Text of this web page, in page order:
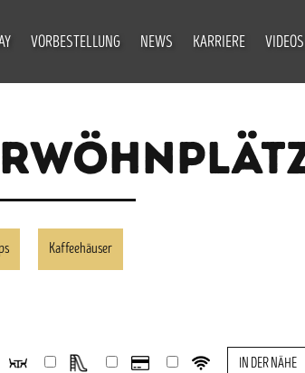
VORBESTELLUNG NEWS KARRIERE VIDEOS
Kaffeehäuser
IN DER NÄHE